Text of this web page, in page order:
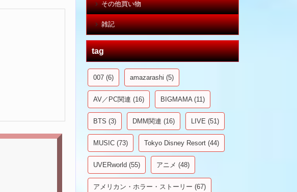
その他買い物
雑記
tag
007(6) amazarashi (5)
AV／PC関連 (16) BIGMAMA(11)
BTS (3) DMM関連 (16) LIVE (51)
MUSIC(73) Tokyo Disney Resort(44)
UVERworld(55) アニメ (48)
アメリカン・ホラー・ストーリー (67)